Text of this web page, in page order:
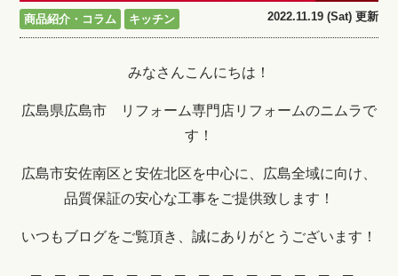
商品紹介・コラム キッチン 2022.11.19 (Sat) 更新
みなさんこんにちは！
広島県広島市 リフォーム専門店リフォームのニムラで
す！
広島市安佐南区と安佐北区を中心に、広島全域に向け、
品質保証の安心な工事をご提供致します！
いつもブログをご覧頂き、誠にありがとうございます！